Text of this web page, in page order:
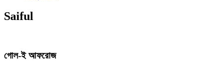
Saiful
গোল-ই আফরোজ